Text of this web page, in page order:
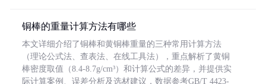
铜棒的重量计算方法有哪些
本文详细介绍了铜棒和黄铜棒重量的三种常用计算方法
（理论公式法、查表法、在线工具法），重点解析了黄铜
棒密度取值（8.4-8.7g/cm³）和计算公式的差异，并提供实
际计算案例、误差分析及选材建议，数据参考GB/T 4423-